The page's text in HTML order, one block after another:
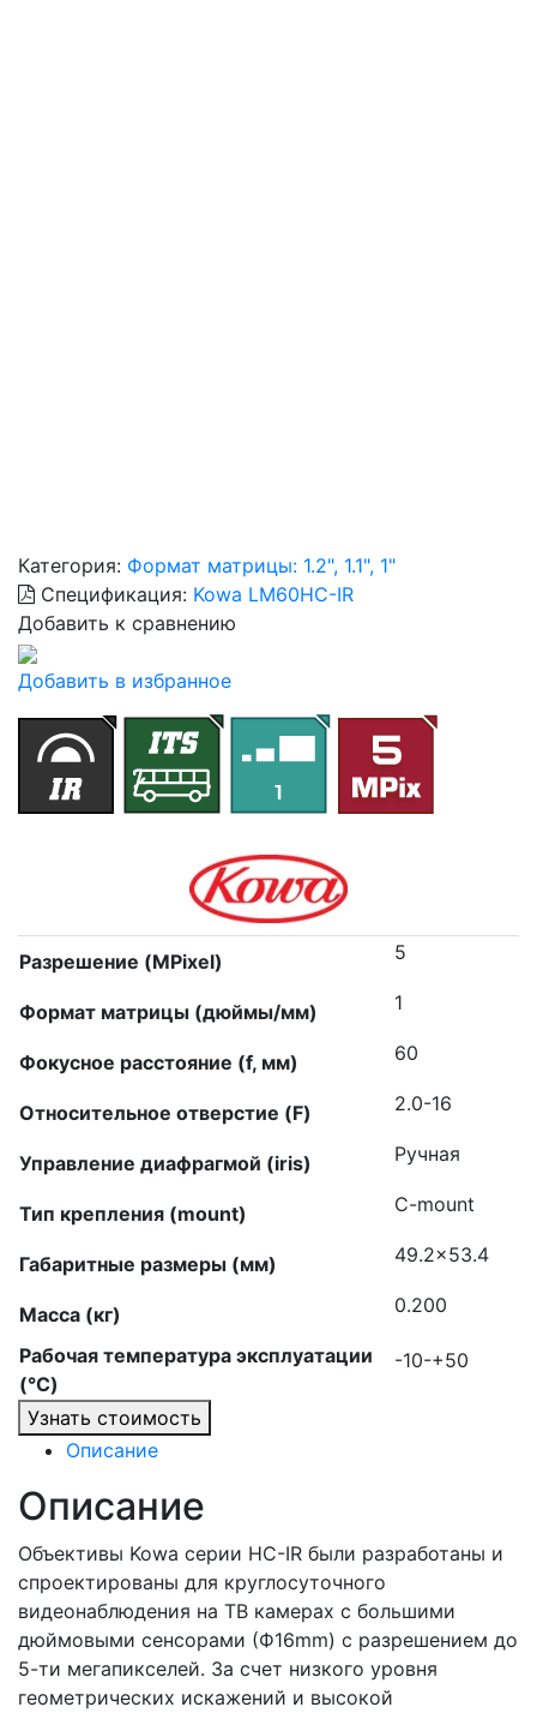
Категория: Формат матрицы: 1.2", 1.1", 1"
Спецификация: Kowa LM60HC-IR
Добавить к сравнению
Добавить в избранное
Разрешение (MPixel) 5
Формат матрицы (дюймы/мм) 1
Фокусное расстояние (f, мм) 60
Относительное отверстие (F) 2.0-16
Управление диафрагмой (iris) Ручная
Тип крепления (mount) C-mount
Габаритные размеры (мм) 49.2×53.4
Масса (кг) 0.200
Рабочая температура эксплуатации
(°C)
-10-+50
Узнать стоимость
Описание
Описание
Объективы Kowa серии HC-IR были разработаны и
спроектированы для круглосуточного
видеонаблюдения на ТВ камерах с большими
дюймовыми сенсорами (Ф16mm) с разрешением до
5-ти мегапикселей. За счет низкого уровня
геометрических искажений и высокой